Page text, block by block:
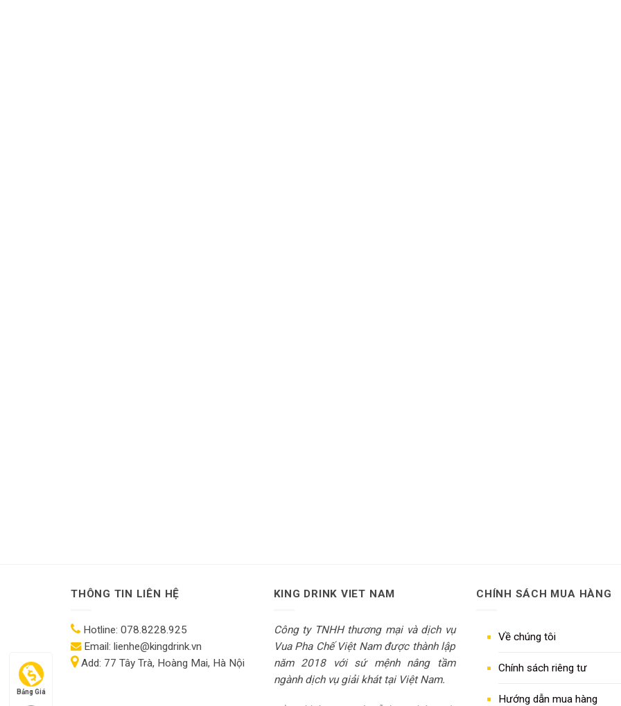
THÔNG TIN LIÊN HỆ
Hotline: 078.8228.925
Email: lienhe@kingdrink.vn
Add: 77 Tây Trà, Hoàng Mai, Hà Nội
KING DRINK VIET NAM
Công ty TNHH thương mại và dịch vụ
Vua Pha Chế Việt Nam được thành lập
năm 2018 với sứ mệnh nâng tầm
ngành dịch vụ giải khát tại Việt Nam.
CHÍNH SÁCH MUA HÀNG
Về chúng tôi
Chính sách riêng tư
Hướng dẫn mua hàng
Bảng Giá